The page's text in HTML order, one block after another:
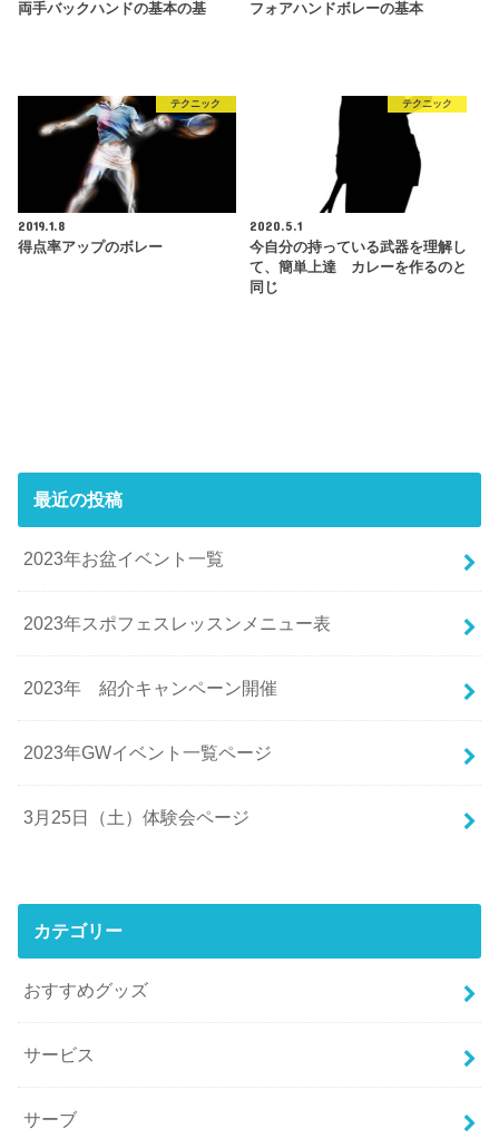
両手バックハンドの基本の基
フォアハンドボレーの基本
テクニック
2019.1.8
得点率アップのボレー
テクニック
2020.5.1
今自分の持っている武器を理解し
て、簡単上達 カレーを作るのと
同じ
最近の投稿
2023年お盆イベント一覧
2023年スポフェスレッスンメニュー表
2023年 紹介キャンペーン開催
2023年GWイベント一覧ページ
3月25日（土）体験会ページ
カテゴリー
おすすめグッズ
サービス
サーブ